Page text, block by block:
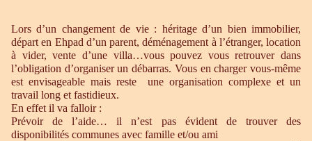
Lors d’un changement de vie : héritage d’un bien immobilier,
départ en Ehpad d’un parent, déménagement à l’étranger, location
à vider, vente d’une villa…vous pouvez vous retrouver dans
l’obligation d’organiser un débarras. Vous en charger vous-même
est envisageable mais reste une organisation complexe et un
travail long et fastidieux.
En effet il va falloir :
Prévoir de l’aide… il n’est pas évident de trouver des
disponibilités communes avec famille et/ou ami